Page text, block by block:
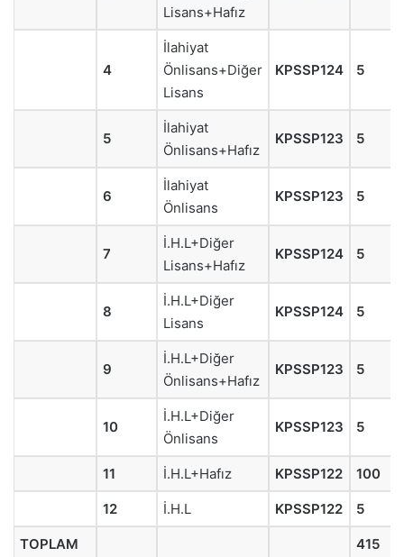
Lisans+Hafız
4
İlahiyat
Önlisans+Diğer
Lisans
KPSSP124 5
5
İlahiyat
Önlisans+Hafız
KPSSP123 5
6
İlahiyat
Önlisans
KPSSP123 5
7
İ.H.L+Diğer
Lisans+Hafız
KPSSP124 5
8
İ.H.L+Diğer
Lisans
KPSSP124 5
9
İ.H.L+Diğer
Önlisans+Hafız
KPSSP123 5
10
İ.H.L+Diğer
Önlisans
KPSSP123 5
11 İ.H.L+Hafız KPSSP122 100
12 İ.H.L KPSSP122 5
TOPLAM 415